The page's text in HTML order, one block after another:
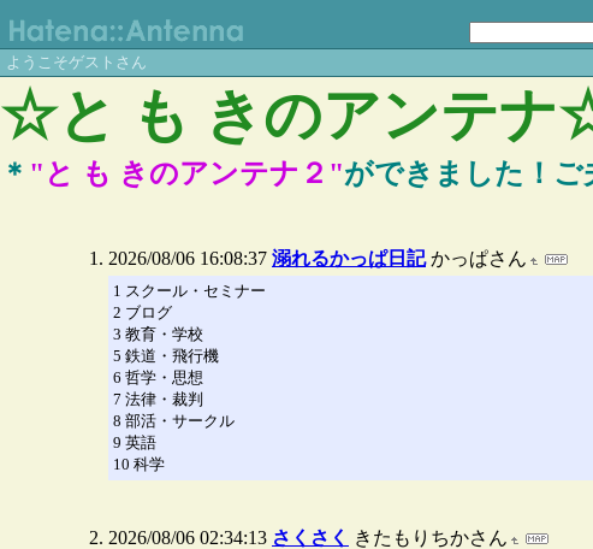
ようこそゲストさん
☆と も きのアンテナ
＊ "と も きのアンテナ２"ができました！
2026/08/06 16:08:37 溺れるかっぱ日記 かっぱさん
1 スクール・セミナー
2 ブログ
3 教育・学校
5 鉄道・飛行機
6 哲学・思想
7 法律・裁判
8 部活・サークル
9 英語
10 科学
2026/08/06 02:34:13 さくさく きたもりちかさん